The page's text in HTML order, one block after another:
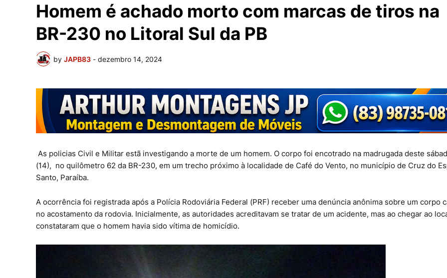
Homem é achado morto com marcas de tiros na
BR-230 no Litoral Sul da PB
by JAPB83 - dezembro 14, 2024
As policias Civil e Militar estã investigando a morte de um homem. O corpo foi encotrado na madrugada deste
(14), no quilômetro 62 da BR-230, em um trecho próximo à localidade de Café do Vento, no município de Cruz do
Santo, Paraíba.
A ocorrência foi registrada após a Polícia Rodoviária Federal (PRF) receber uma denúncia anônima sobre um corpo
no acostamento da rodovia. Inicialmente, as autoridades acreditavam se tratar de um acidente, mas ao chegar ao
constataram que o homem havia sido vítima de homicídio.